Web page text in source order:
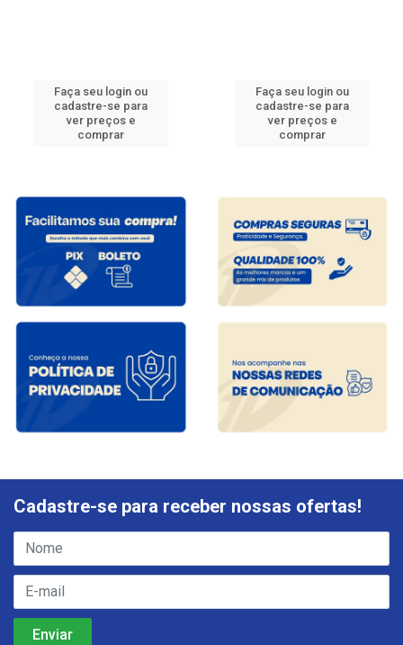
Faça seu login ou
cadastre-se para
ver preços e
comprar
Faça seu login ou
cadastre-se para
ver preços e
comprar
Cadastre-se para receber nossas ofertas!